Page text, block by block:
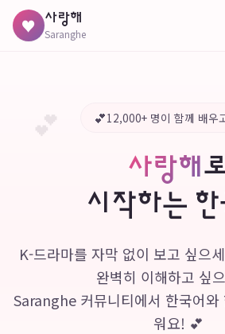
♥ 사랑해
Saranghe
12,000+ 명이 함께 배우
사랑해
시작하는 한
K-드라마를 자막 없이 보고 싶으
완벽히 이해하고 싶
Saranghe 커뮤니티에서 한국어와
워요! 💕